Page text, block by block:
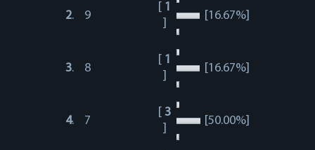
2. 9
[ 1
]
[16.67%]
3. 8
[ 1
]
[16.67%]
4. 7
[ 3
]
[50.00%]